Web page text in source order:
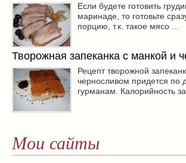
Если будете готовить
маринаде, то готовьте
порцию, т.к. такое мясо ...
Творожная запеканка с манкой и
Рецепт творожной
черносливом придется по
гурманам. Калорийность
Мои сайты